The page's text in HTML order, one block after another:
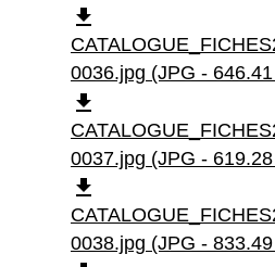
file_download
0036.jpg (JPG -
file_download
0037.jpg (JPG -
file_download
0038.jpg (JPG -